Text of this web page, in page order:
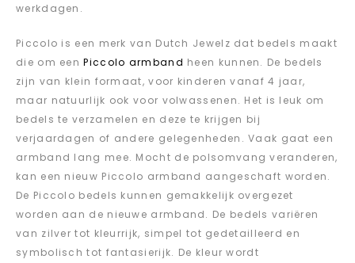
werkdagen.
Piccolo is een merk van Dutch Jewelz dat bedels maakt
die om eenPiccolo armband heen kunnen. De bedels
zijn van klein formaat, voor kinderen vanaf 4 jaar,
maar natuurlijk ook voor volwassenen. Het is leuk om
bedels te verzamelen en deze te krijgen bij
verjaardagen of andere gelegenheden. Vaak gaat een
armband lang mee. Mocht de polsomvang veranderen,
kan een nieuw Piccolo armband aangeschaft worden.
De Piccolo bedels kunnen gemakkelijk overgezet
worden aan de nieuwe armband. De bedels variëren
van zilver tot kleurrijk, simpel tot gedetailleerd en
symbolisch tot fantasierijk. De kleur wordt